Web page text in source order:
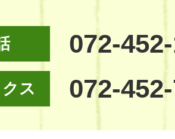
072-
ス 072-